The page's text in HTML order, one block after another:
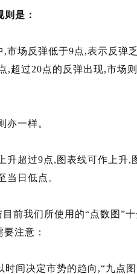
是：
场反弹低于9点,表示反弹
,超过20点的反弹出现,市场
一样。
超过9点,图表线可作上升,
当日低点。
我们所使用的“点数图”
要注意：
间决定市势的趋向,“九点图